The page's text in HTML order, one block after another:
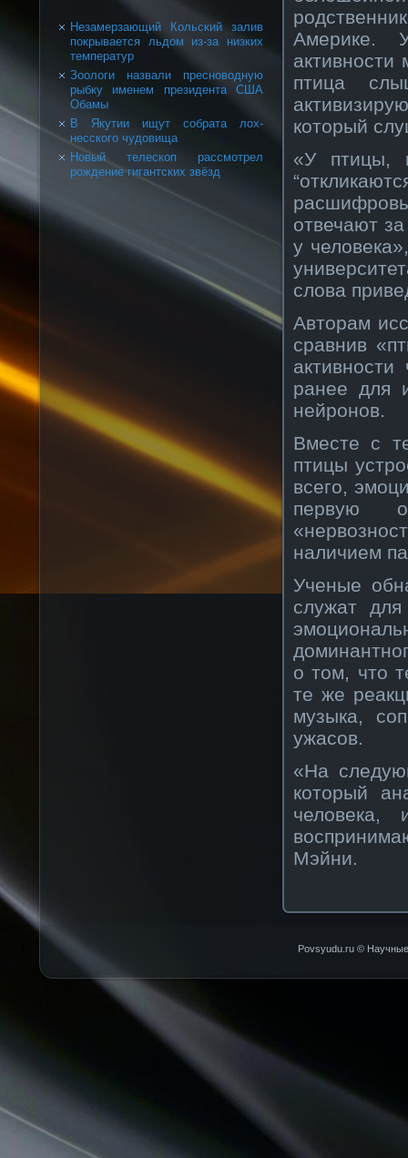
Незамерзающий Кольский залив
покрывается льдом из-за низких
температур
Зоологи назвали пресноводную
рыбку именем президента США
Обамы
В Якутии ищут собрата лох-
несского чудовища
Новый телескоп рассмотрел
рождение гигантских звёзд
Америке.
активности
птица
который
«У птицы,
отвечают
у
слова
Авторам
сравнив
ранее для
нейронов.
Вместе с
птицы
всего,
первую
наличием
Ученые
служат
о том, что
те же
музыка,
ужасов.
«На
который
человека,
Мэйни.
Povsyudu.ru © Научные